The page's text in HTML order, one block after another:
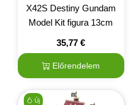
X42S Destiny Gundam
Model Kit figura 13cm
35,77€
Előrendelem
Új